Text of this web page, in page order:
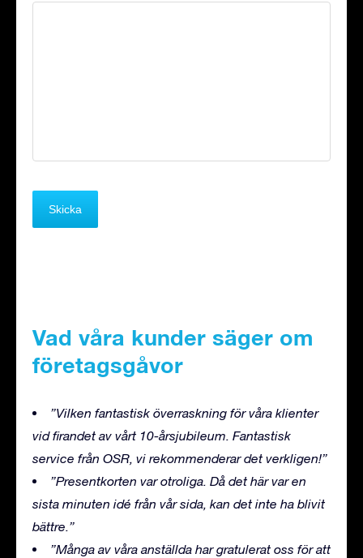
Vad våra kunder säger om
företagsgåvor
”Vilken fantastisk överraskning för våra klienter
vid firandet av vårt 10-årsjubileum. Fantastisk
service från OSR, vi rekommenderar det verkligen!”
”Presentkorten var otroliga. Då det här var en
sista minuten idé från vår sida, kan det inte ha blivit
bättre.”
”Många av våra anställda har gratulerat oss för att